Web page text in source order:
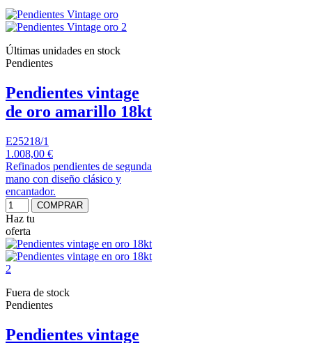
Últimas unidades en stock
Pendientes
Pendientes vintage
de oro amarillo 18kt
E25218/1
1.008,00 €
Refinados pendientes de segunda
mano con diseño clásico y
encantador.
COMPRAR
Haz tu
oferta
Fuera de stock
Pendientes
Pendientes vintage